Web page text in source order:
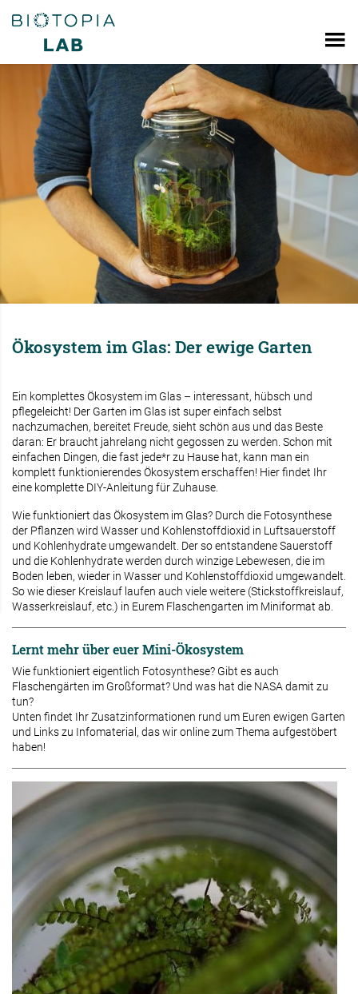
Ökosystem im Glas: Der ewige Garten
Ein komplettes Ökosystem im Glas – interessant, hübsch und
pflegeleicht! Der Garten im Glas ist super einfach selbst
nachzumachen, bereitet Freude, sieht schön aus und das Beste
daran: Er braucht jahrelang nicht gegossen zu werden. Schon mit
einfachen Dingen, die fast jede*r zu Hause hat, kann man ein
komplett funktionierendes Ökosystem erschaffen! Hier findet Ihr
eine komplette DIY-Anleitung für Zuhause.
Wie funktioniert das Ökosystem im Glas? Durch die Fotosynthese
der Pflanzen wird Wasser und Kohlenstoffdioxid in Luftsauerstoff
und Kohlenhydrate umgewandelt. Der so entstandene Sauerstoff
und die Kohlenhydrate werden durch winzige Lebewesen, die im
Boden leben, wieder in Wasser und Kohlenstoffdioxid umgewandelt.
So wie dieser Kreislauf laufen auch viele weitere (Stickstoffkreislauf,
Wasserkreislauf, etc.) in Eurem Flaschengarten im Miniformat ab.
Lernt mehr über euer Mini-Ökosystem
Wie funktioniert eigentlich Fotosynthese? Gibt es auch
Flaschengärten im Großformat? Und was hat die NASA damit zu
tun?
Unten findet Ihr Zusatzinformationen rund um Euren ewigen Garten
und Links zu Infomaterial, das wir online zum Thema aufgestöbert
haben!